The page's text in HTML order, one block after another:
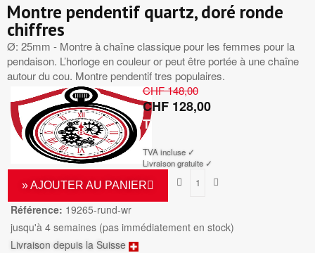
Montre pendentif quartz, doré ronde
chiffres
Ø: 25mm - Montre à chaîne classique pour les femmes pour la
pendaison. L’horloge en couleur or peut être portée à une chaîne
autour du cou. Montre pendentif tres populaires.
CHF 148,00
CHF 128,00
TTC
TVA incluse ✓
Livraison gratuite ✓
» AJOUTER AU PANIER
Référence: 19265-rund-wr
jusqu'à 4 semaines (pas immédiatement en stock)
Livraison depuis la Suisse